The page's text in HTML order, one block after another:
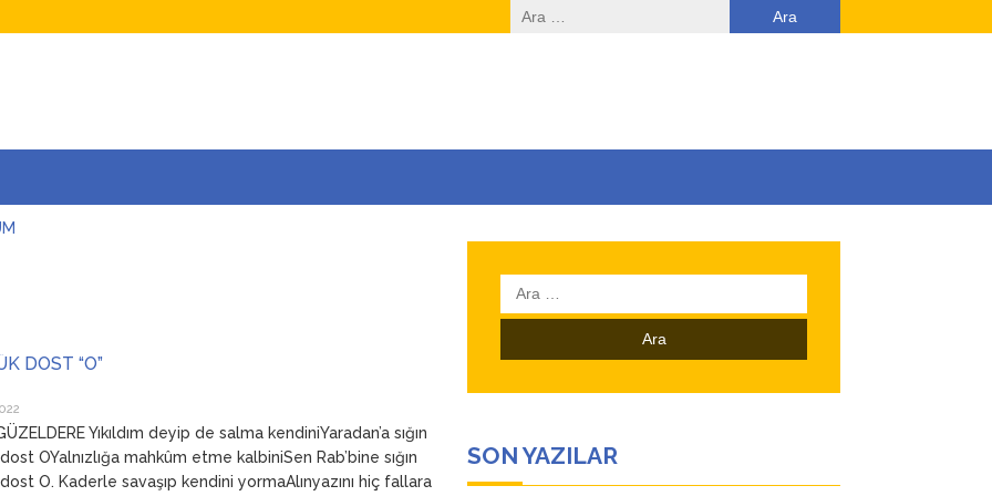
Arama:
DOST “O”
Yıkıldım deyip de salma kendiniYaradan’a sığın
OYalnızlığa mahkûm etme kalbiniSen Rab’bine sığın
O. Kaderle savaşıp kendini yormaAlınyazını hiç fallara
Arama:
SON YAZILAR